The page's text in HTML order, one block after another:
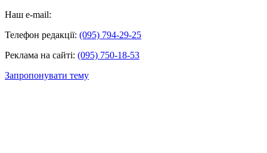
Наш e-mail:
Телефон редакції: (095) 794-29-25
Реклама на сайті: (095) 750-18-53
Запропонувати тему